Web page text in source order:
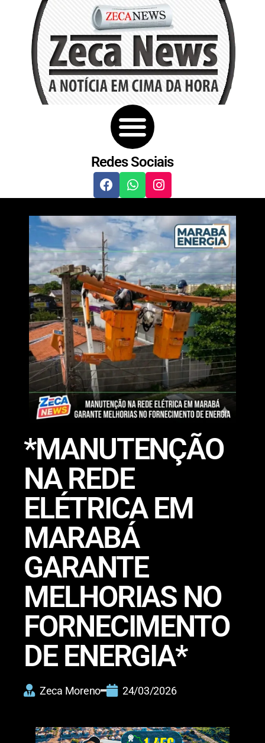
Redes Sociais
*MANUTENÇÃO
NA REDE
ELÉTRICA EM
MARABÁ
GARANTE
MELHORIAS NO
FORNECIMENTO
DE ENERGIA*
Zeca Moreno 24/03/2026